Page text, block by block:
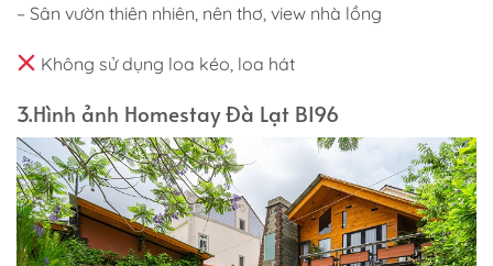
– Sân vườn thiên nhiên, nên thơ, view nhà lồng
Không sử dụng loa kéo, loa hát
3.Hình ảnh Homestay Đà Lạt BI96